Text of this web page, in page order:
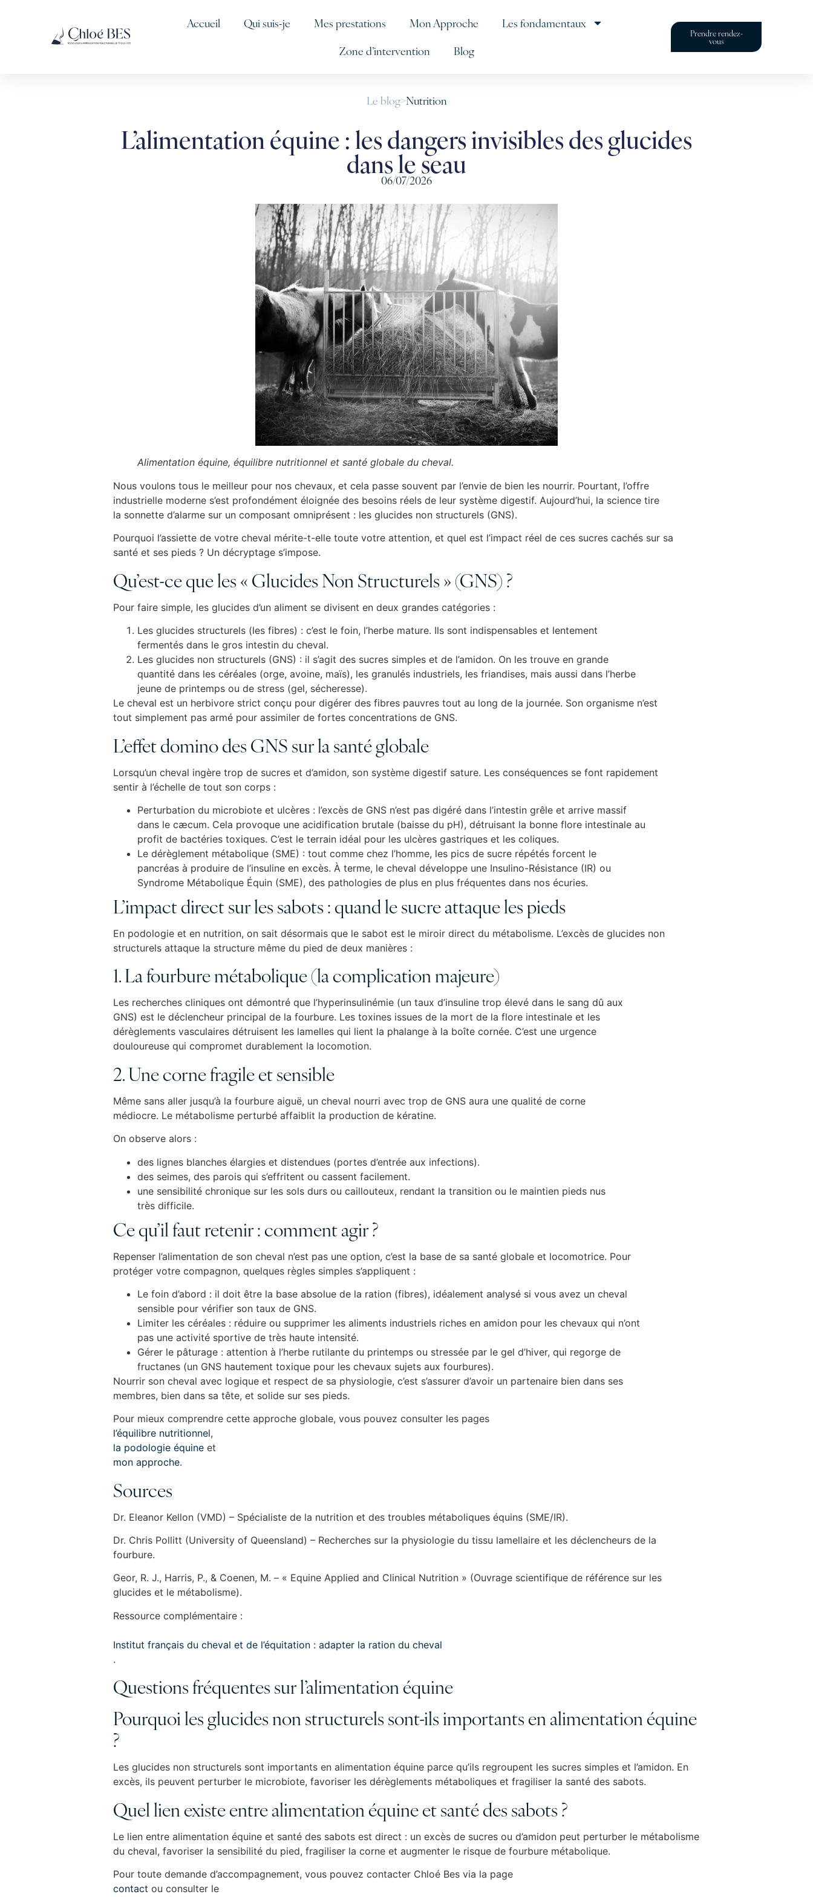
Accueil Qui suis-je Mes prestations Mon Approche
Les fondamentaux
Zone d’intervention
Blog
Prendre rendez-
vous
Le blog>Nutrition
L’alimentation équine : les dangers invisibles des glucides
dans le seau
06/07/2026
Alimentation équine, équilibre nutritionnel et santé globale du cheval.
Nous voulons tous le meilleur pour nos chevaux, et cela passe souvent par l’envie de bien les nourrir. Pourtant, l’offre
industrielle moderne s’est profondément éloignée des besoins réels de leur système digestif. Aujourd’hui, la science tire
la sonnette d’alarme sur un composant omniprésent : les glucides non structurels (GNS).
Pourquoi l’assiette de votre cheval mérite-t-elle toute votre attention, et quel est l’impact réel de ces sucres cachés sur sa
santé et ses pieds ? Un décryptage s’impose.
Qu’est-ce que les « Glucides Non Structurels » (GNS) ?
Pour faire simple, les glucides d’un aliment se divisent en deux grandes catégories :
Les glucides structurels (les fibres) : c’est le foin, l’herbe mature. Ils sont indispensables et lentement
fermentés dans le gros intestin du cheval.
Les glucides non structurels (GNS) : il s’agit des sucres simples et de l’amidon. On les trouve en grande
quantité dans les céréales (orge, avoine, maïs), les granulés industriels, les friandises, mais aussi dans l’herbe
jeune de printemps ou de stress (gel, sécheresse).
Le cheval est un herbivore strict conçu pour digérer des fibres pauvres tout au long de la journée. Son organisme n’est
tout simplement pas armé pour assimiler de fortes concentrations de GNS.
L’effet domino des GNS sur la santé globale
Lorsqu’un cheval ingère trop de sucres et d’amidon, son système digestif sature. Les conséquences se font rapidement
sentir à l’échelle de tout son corps :
Perturbation du microbiote et ulcères : l’excès de GNS n’est pas digéré dans l’intestin grêle et arrive massif
dans le cæcum. Cela provoque une acidification brutale (baisse du pH), détruisant la bonne flore intestinale au
profit de bactéries toxiques. C’est le terrain idéal pour les ulcères gastriques et les coliques.
Le dérèglement métabolique (SME) : tout comme chez l’homme, les pics de sucre répétés forcent le
pancréas à produire de l’insuline en excès. À terme, le cheval développe une Insulino-Résistance (IR) ou
Syndrome Métabolique Équin (SME), des pathologies de plus en plus fréquentes dans nos écuries.
L’impact direct sur les sabots : quand le sucre attaque les pieds
En podologie et en nutrition, on sait désormais que le sabot est le miroir direct du métabolisme. L’excès de glucides non
structurels attaque la structure même du pied de deux manières :
1. La fourbure métabolique (la complication majeure)
Les recherches cliniques ont démontré que l’hyperinsulinémie (un taux d’insuline trop élevé dans le sang dû aux
GNS) est le déclencheur principal de la fourbure. Les toxines issues de la mort de la flore intestinale et les
dérèglements vasculaires détruisent les lamelles qui lient la phalange à la boîte cornée. C’est une urgence
douloureuse qui compromet durablement la locomotion.
2. Une corne fragile et sensible
Même sans aller jusqu’à la fourbure aiguë, un cheval nourri avec trop de GNS aura une qualité de corne
médiocre. Le métabolisme perturbé affaiblit la production de kératine.
On observe alors :
des lignes blanches élargies et distendues (portes d’entrée aux infections).
des seimes, des parois qui s’effritent ou cassent facilement.
une sensibilité chronique sur les sols durs ou caillouteux, rendant la transition ou le maintien pieds nus
très difficile.
Ce qu’il faut retenir : comment agir ?
Repenser l’alimentation de son cheval n’est pas une option, c’est la base de sa santé globale et locomotrice. Pour
protéger votre compagnon, quelques règles simples s’appliquent :
Le foin d’abord : il doit être la base absolue de la ration (fibres), idéalement analysé si vous avez un cheval
sensible pour vérifier son taux de GNS.
Limiter les céréales : réduire ou supprimer les aliments industriels riches en amidon pour les chevaux qui n’ont
pas une activité sportive de très haute intensité.
Gérer le pâturage : attention à l’herbe rutilante du printemps ou stressée par le gel d’hiver, qui regorge de
fructanes (un GNS hautement toxique pour les chevaux sujets aux fourbures).
Nourrir son cheval avec logique et respect de sa physiologie, c’est s’assurer d’avoir un partenaire bien dans ses
membres, bien dans sa tête, et solide sur ses pieds.
Pour mieux comprendre cette approche globale, vous pouvez consulter les pages
l’équilibre nutritionnel,
la podologie équine et
mon approche.
Sources
Dr. Eleanor Kellon (VMD) – Spécialiste de la nutrition et des troubles métaboliques équins (SME/IR).
Dr. Chris Pollitt (University of Queensland) – Recherches sur la physiologie du tissu lamellaire et les déclencheurs de la
fourbure.
Geor, R. J., Harris, P., & Coenen, M. – « Equine Applied and Clinical Nutrition » (Ouvrage scientifique de référence sur les
glucides et le métabolisme).
Ressource complémentaire :
Institut français du cheval et de l’équitation : adapter la ration du cheval
.
Questions fréquentes sur l’alimentation équine
Pourquoi les glucides non structurels sont-ils importants en alimentation équine
?
Les glucides non structurels sont importants en alimentation équine parce qu’ils regroupent les sucres simples et l’amidon. En
excès, ils peuvent perturber le microbiote, favoriser les dérèglements métaboliques et fragiliser la santé des sabots.
Quel lien existe entre alimentation équine et santé des sabots ?
Le lien entre alimentation équine et santé des sabots est direct : un excès de sucres ou d’amidon peut perturber le métabolisme
du cheval, favoriser la sensibilité du pied, fragiliser la corne et augmenter le risque de fourbure métabolique.
Pour toute demande d’accompagnement, vous pouvez contacter Chloé Bes via la page
contact ou consulter le